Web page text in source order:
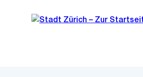
Navigation
Sprunglink